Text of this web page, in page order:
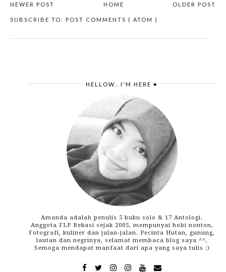
NEWER POST OLDER POST
HOME
SUBSCRIBE TO: POST COMMENTS ( ATOM )
HELLOW.. I'M HERE ♥
Amanda adalah penulis 5 buku solo & 17 Antologi.
Anggota FLP Bekasi sejak 2005, mempunyai hobi nonton,
Fotografi, kuliner dan jalan-jalan. Pecinta Hutan, gunung,
lautan dan negrinya, selamat membaca blog saya ^^,
Semoga mendapat manfaat dari apa yang saya tulis :)